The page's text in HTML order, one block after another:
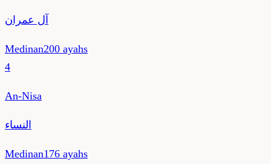
آل عمران
Medinan200 ayahs
4
An-Nisa
النساء
Medinan176 ayahs